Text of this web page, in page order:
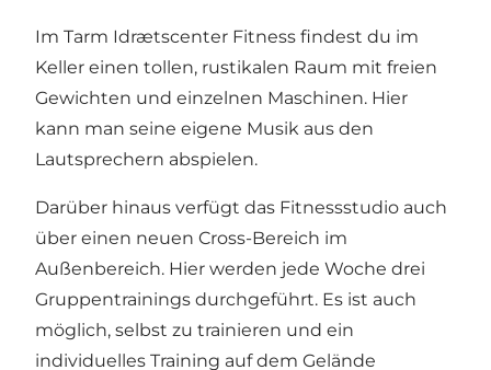
Im Tarm Idrætscenter Fitness findest du im
Keller einen tollen, rustikalen Raum mit freien
Gewichten und einzelnen Maschinen. Hier
kann man seine eigene Musik aus den
Lautsprechern abspielen.
Darüber hinaus verfügt das Fitnessstudio auch
über einen neuen Cross-Bereich im
Außenbereich. Hier werden jede Woche drei
Gruppentrainings durchgeführt. Es ist auch
möglich, selbst zu trainieren und ein
individuelles Training auf dem Gelände